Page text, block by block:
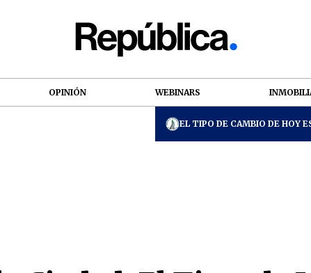
OPINIÓN WEBINARS
EL TIPO DE CAMBIO DE HOY